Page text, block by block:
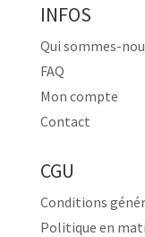
INFOS
Qui sommes-
FAQ
Mon compte
Contact
CGU
Conditions
Politique en